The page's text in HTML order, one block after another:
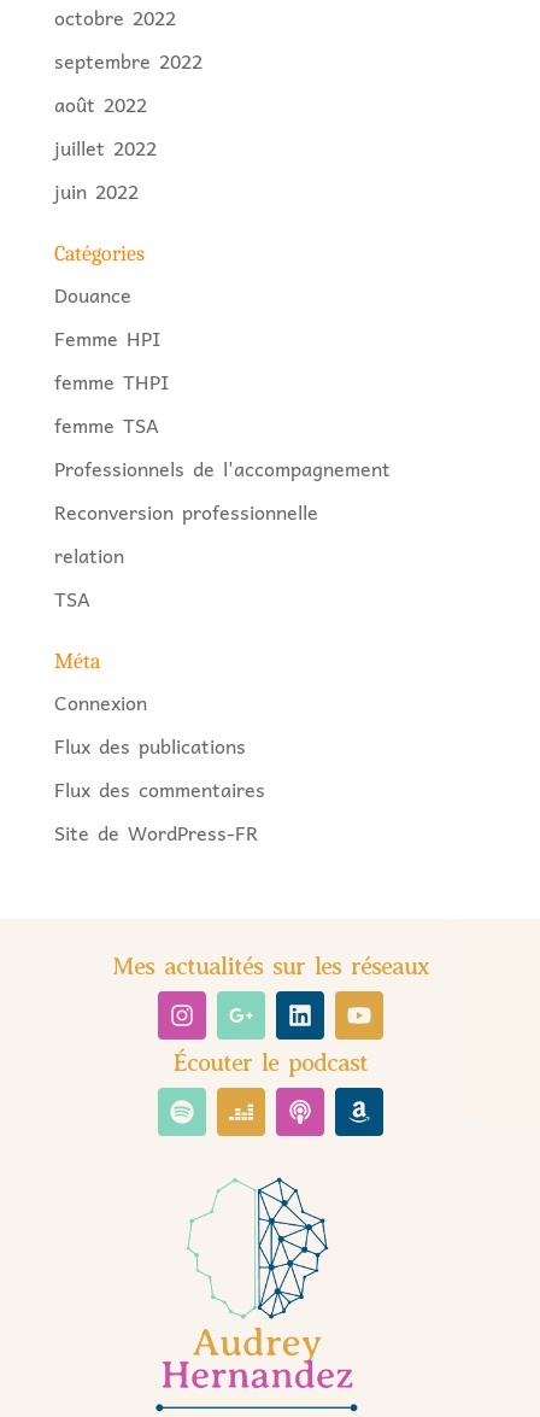
octobre 2022
septembre 2022
août 2022
juillet 2022
juin 2022
Catégories
Douance
Femme HPI
femme THPI
femme TSA
Professionnels de l'accompagnement
Reconversion professionnelle
relation
TSA
Méta
Connexion
Flux des publications
Flux des commentaires
Site de WordPress-FR
Mes actualités sur les réseaux
Écouter le podcast